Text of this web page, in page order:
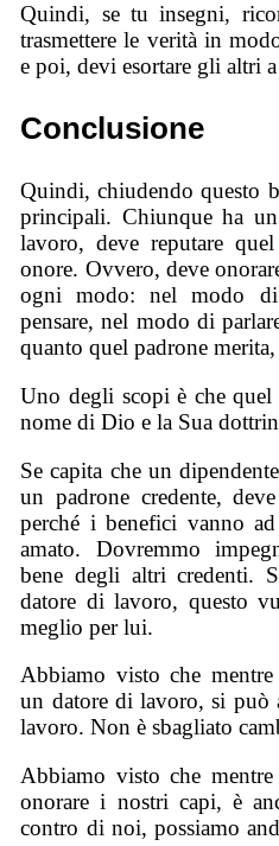
Quindi, se tu insegni,
trasmettere le verità in
e poi, devi esortare gli altri
Conclusione
Quindi, chiudendo questo
principali. Chiunque ha
lavoro, deve reputare
onore. Ovvero, deve
ogni modo: nel modo
pensare, nel modo di
quanto quel padrone
Uno degli scopi è che
nome di Dio e la Sua
Se capita che un
un padrone credente,
perché i benefici vanno
amato. Dovremmo
bene degli altri credenti.
datore di lavoro, questo
meglio per lui.
Abbiamo visto che
un datore di lavoro, si può
lavoro. Non è sbagliato
Abbiamo visto che mentre
onorare i nostri capi, è
contro di noi, possiamo